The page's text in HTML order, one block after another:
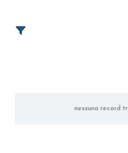
automatica
nessuna record